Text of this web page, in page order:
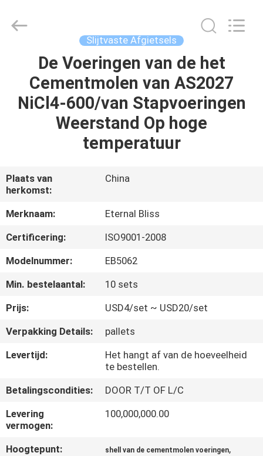
PRODUCTEN
ONGEVEER
ONS
FABRIEKSREIS
KWALITEITSCONTROLE
CONTACTEER
ONS
NIEUWS
OM
EEN
Casting
Slijtvaste Afgietsels
De Voeringen van de het
Cementmolen van AS2027
NiCl4-600/van Stapvoeringen
Weerstand Op hoge
temperatuur
Plaats van
herkomst:
China
Merknaam:
Eternal Bliss
Certificering:
ISO9001-2008
Modelnummer:
EB5062
Min. bestelaantal:
10 sets
Prijs:
USD4/set ~ USD20/set
Verpakking Details:
pallets
Levertijd:
Het hangt af van de hoeveelheid
te bestellen.
Betalingscondities:
DOOR T/T OF L/C
Levering
vermogen:
100,000,000.00
Hoogtepunt: shell van de cementmolen voeringen,